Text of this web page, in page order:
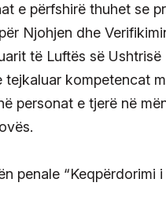
e përfshirë thuhet se
Njohjen dhe
të Luftës së Ushtrisë
tejkaluar kompetencat
personat e tjerë në
penale “Keqpërdorimi i